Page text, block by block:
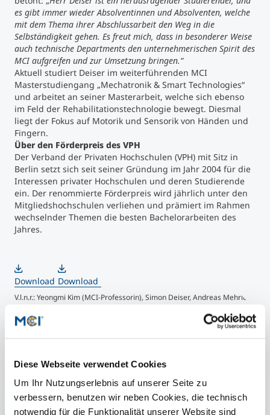
Diese Webseite verwendet Cookies
Um Ihr Nutzungserlebnis auf unserer Seite zu
verbessern, benutzen wir neben Cookies, die technisch
notwendig für die Funktionalität unserer Website sind
es gibt immer wieder Absolventinnen und Absolventen, welche
mit dem Thema ihrer Abschlussarbeit den Weg in die
Selbständigkeit gehen. Es freut mich, dass in besonderer Weise
auch technische Departments den unternehmerischen Spirit des
MCI aufgreifen und zur Umsetzung bringen.“
Aktuell studiert Deiser im weiterführenden MCI
Masterstudiengang „Mechatronik & Smart Technologies“
und arbeitet an seiner Masterarbeit, welche sich ebenso
im Feld der Rehabilitationstechnologie bewegt. Diesmal
liegt der Fokus auf Motorik und Sensorik von Händen und
Fingern.
Über den Förderpreis des VPH
Der Verband der Privaten Hochschulen (VPH) mit Sitz in
Berlin setzt sich seit seiner Gründung im Jahr 2004 für die
Interessen privater Hochschulen und deren Studierende
ein. Der renommierte Förderpreis wird jährlich unter den
Mitgliedshochschulen verliehen und prämiert im Rahmen
wechselnder Themen die besten Bachelorarbeiten des
Jahres.
Download Download
V.l.n.r.: Yeongmi Kim (MCI-Professorin), Simon Deiser, Andreas Mehrle
(Vorstandsvorsitzender des VPH) ©MCI/Kiechl